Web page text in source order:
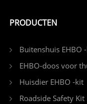
PRODUCTEN
Buitenshuis EHBO
EHBO-doos voor
Huisdier EHBO -kit
Roadside Safety Kit